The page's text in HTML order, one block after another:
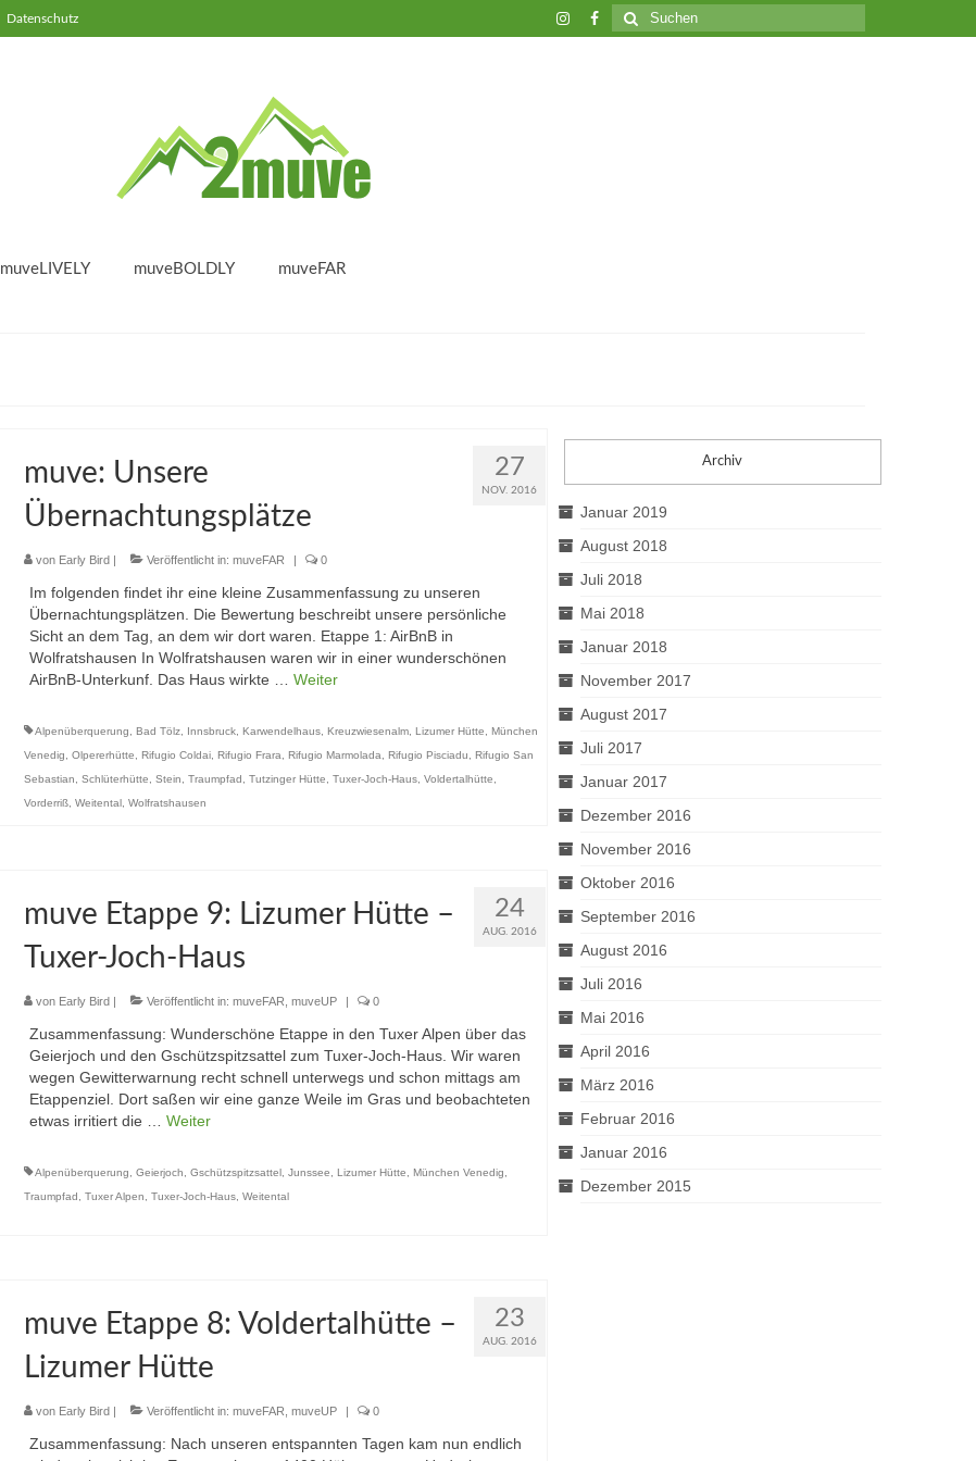
Datenschutz
Suche
nach:
muveLIVELY muveBOLDLY muveFAR
27
NOV. 2016
muve: Unsere
Übernachtungsplätze
von Early Bird| Veröffentlicht in: muveFAR | 0
Im folgenden findet ihr eine kleine Zusammenfassung zu unseren
Übernachtungsplätzen. Die Bewertung beschreibt unsere persönliche
Sicht an dem Tag, an dem wir dort waren. Etappe 1: AirBnB in
Wolfratshausen In Wolfratshausen waren wir in einer wunderschönen
AirBnB-Unterkunf. Das Haus wirkte … Weiter
Alpenüberquerung Bad Tölz, Innsbruck, Karwendelhaus, Kreuzwiesenalm, Lizumer Hütte
München
Venedig
Olpererhütte Rifugio Coldai, Rifugio Frara Rifugio Marmolada Rifugio Pisciadu
Rifugio San
Sebastian
Schlüterhütte Stein Traumpfad Tutzinger Hütte Tuxer-Joch-Haus, Voldertalhütte
Vorderriß, Weitental, Wolfratshausen
24
AUG. 2016
muve Etappe 9: Lizumer Hütte –
Tuxer-Joch-Haus
von Early Bird| Veröffentlicht in: muveFAR muveUP | 0
Zusammenfassung: Wunderschöne Etappe in den Tuxer Alpen über das
Geierjoch und den Gschützspitzsattel zum Tuxer-Joch-Haus. Wir waren
wegen Gewitterwarnung recht schnell unterwegs und schon mittags am
Etappenziel. Dort saßen wir eine ganze Weile im Gras und beobachteten
etwas irritiert die … Weiter
Alpenüberquerung Geierjoch Gschützspitzsattel, Junssee Lizumer Hütte München Venedig
Traumpfad
Tuxer Alpen Tuxer-Joch-Haus, Weitental
23
AUG. 2016
muve Etappe 8: Voldertalhütte –
Lizumer Hütte
von Early Bird| Veröffentlicht in: muveFAR muveUP | 0
Zusammenfassung: Nach unseren entspannten Tagen kam nun endlich
Archiv
Januar 2019
August 2018
Juli 2018
Mai 2018
Januar 2018
November 2017
August 2017
Juli 2017
Januar 2017
Dezember 2016
November 2016
Oktober 2016
September 2016
August 2016
Juli 2016
Mai 2016
April 2016
März 2016
Februar 2016
Januar 2016
Dezember 2015